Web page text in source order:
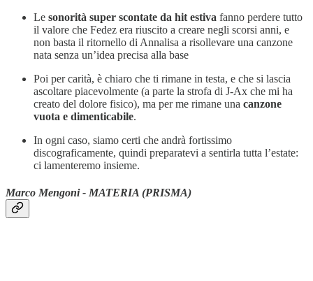
Le sonorità super scontate da hit estiva fanno perdere tutto
il valore che Fedez era riuscito a creare negli scorsi anni, e
non basta il ritornello di Annalisa a risollevare una canzone
nata senza un’idea precisa alla base
Poi per carità, è chiaro che ti rimane in testa, e che si lascia
ascoltare piacevolmente (a parte la strofa di J-Ax che mi ha
creato del dolore fisico), ma per me rimane una canzone
vuota e dimenticabile.
In ogni caso, siamo certi che andrà fortissimo
discograficamente, quindi preparatevi a sentirla tutta l’estate:
ci lamenteremo insieme.
Marco Mengoni - MATERIA (PRISMA)